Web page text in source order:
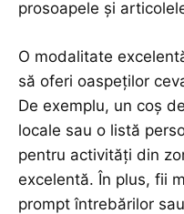
prosoapele și
O modalitate
să oferi oaspeților
De exemplu, un coș
locale sau o listă
pentru activități din
excelentă. În plus, fii
prompt întrebărilor